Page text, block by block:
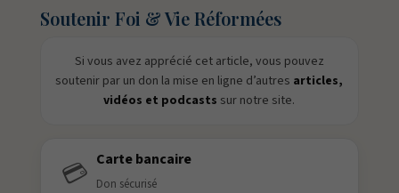
Soutenir Foi & Vie Réformées
Si vous avez apprécié cet article, vous pouvez
soutenir par un don la mise en ligne d’autres articles,
vidéos et podcasts sur notre site.
💳 Carte bancaire
Don sécurisé